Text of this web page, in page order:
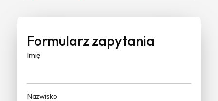
Formularz zapytania
Imię
Nazwisko